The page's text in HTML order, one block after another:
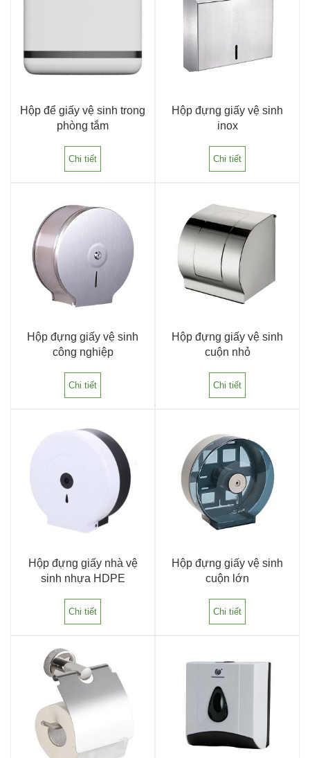
Hộp để giấy vệ sinh trong
phòng tắm
Chi tiết
Hộp đựng giấy vệ sinh
inox
Chi tiết
Hộp đựng giấy vệ sinh
công nghiệp
Chi tiết
Hộp đựng giấy vệ sinh
cuộn nhỏ
Chi tiết
Hộp đựng giấy nhà vệ
sinh nhựa HDPE
Chi tiết
Hộp đựng giấy vệ sinh
cuộn lớn
Chi tiết